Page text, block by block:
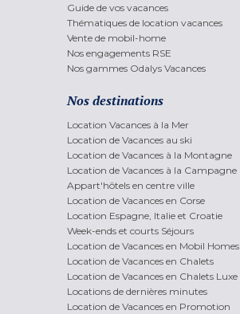
Guide de vos vacances
Thématiques de location vacances
Vente de mobil-home
Nos engagements RSE
Nos gammes Odalys Vacances
Nos destinations
Location Vacances à la Mer
Location de Vacances au ski
Location de Vacances à la Montagne
Location de Vacances à la Campagne
Appart'hôtels en centre ville
Location de Vacances en Corse
Location Espagne, Italie et Croatie
Week-ends et courts Séjours
Location de Vacances en Mobil Homes
Location de Vacances en Chalets
Location de Vacances en Chalets Luxe
Locations de dernières minutes
Location de Vacances en Promotion